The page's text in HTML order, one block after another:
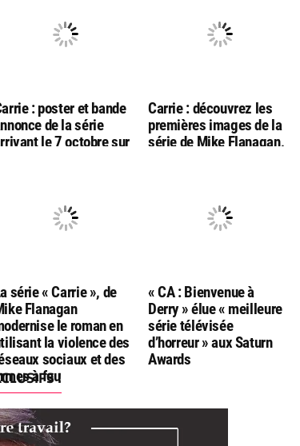
: poster et bande
de la série
le 7 octobre sur
Carrie : découvrez les
premières images de la
série de Mike Flanagan,
série « Carrie », de
Flanagan
le roman en
la violence des
sociaux et des
à feu
« CA : Bienvenue à
Derry » élue « meilleure
série télévisée
d’horreur » aux Saturn
Awards
!